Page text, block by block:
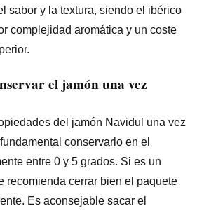
sabor y la textura, siendo el ibérico
complejidad aromática y un coste
el jamón una vez
del jamón Navidul una vez
conservarlo en el
entre 0 y 5 grados. Si es un
recomienda cerrar bien el paquete
Es aconsejable sacar el